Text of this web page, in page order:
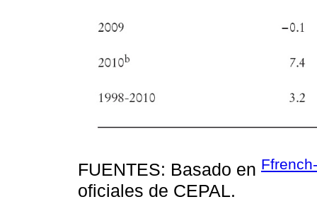
FUENTES: Basado en
oficiales de CEPAL.